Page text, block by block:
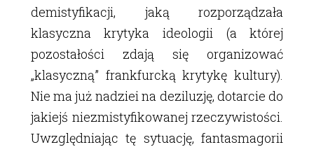
demistyfikacji, jaką rozporządzała
klasyczna krytyka ideologii (a której
pozostałości zdają się organizować
„klasyczną” frankfurcką krytykę kultury).
Nie ma już nadziei na deziluzję, dotarcie do
jakiejś niezmistyfikowanej rzeczywistości.
Uwzględniając tę sytuację, fantasmagorii